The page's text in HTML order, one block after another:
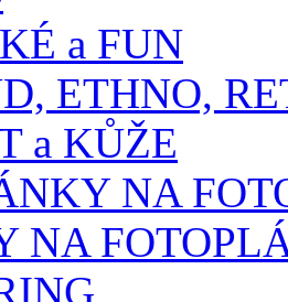
a FUN
ETHNO,
a KŮŽE
NA
NA